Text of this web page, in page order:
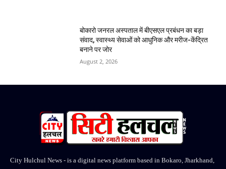
बोकारो जनरल अस्पताल में बीएसएल प्रबंधन का बड़ा
संवाद, स्वास्थ्य सेवाओं को आधुनिक और मरीज-केंद्रित
बनाने पर जोर
August 2, 2026
City Hulchul News - is a digital news platform based in Bokaro, Jharkhand,